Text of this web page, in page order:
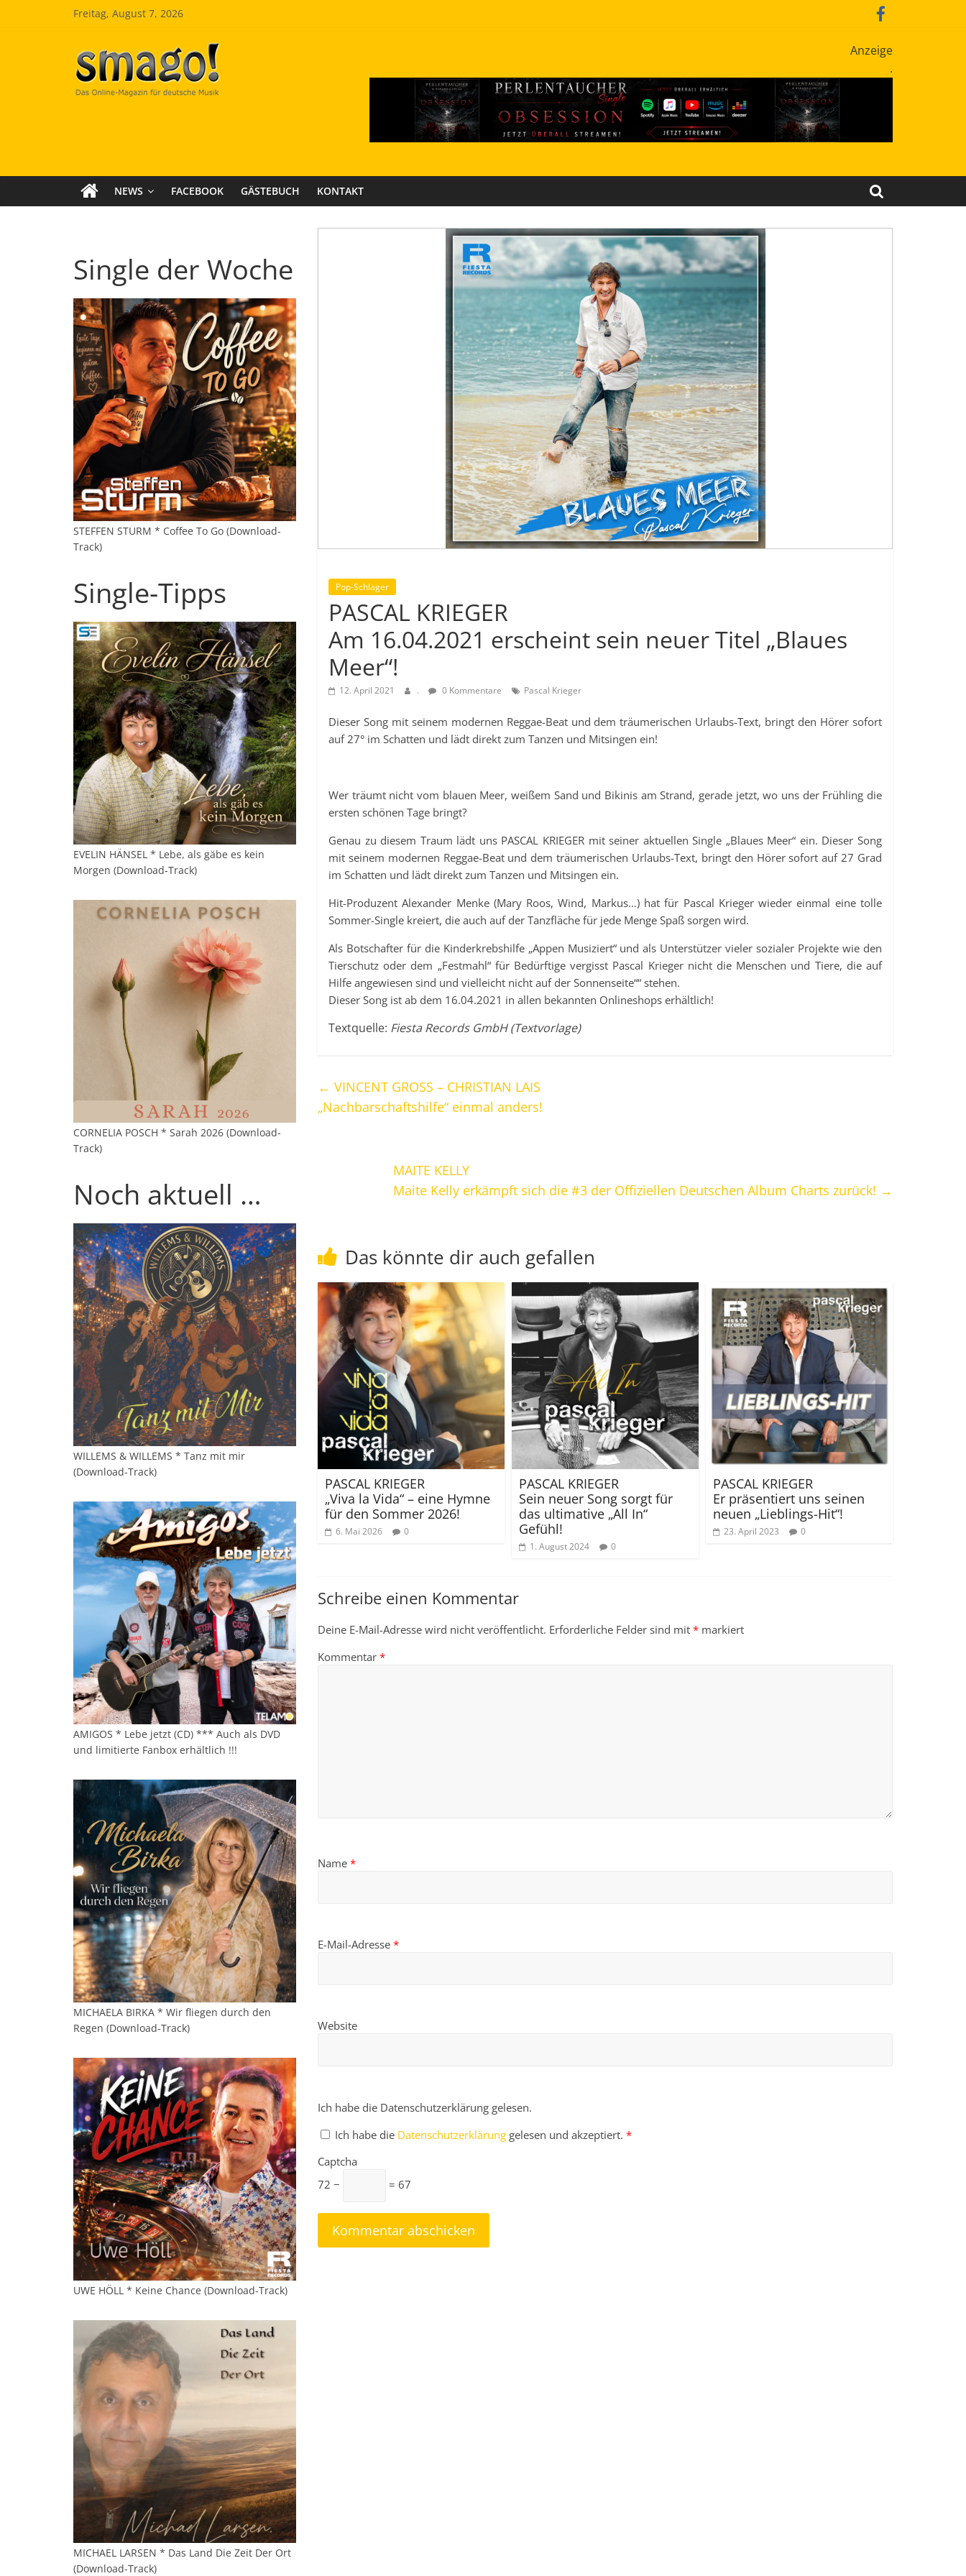
Freitag, August 7, 2026
Smago
SchlagerMAGazinOnline
Anzeige
.
NEWS FACEBOOK GÄSTEBUCH KONTAKT
Pop-Schlager
PASCAL KRIEGER
Am 16.04.2021 erscheint sein neuer Titel „Blaues
Meer“!
12. April 2021 . 0 Kommentare Pascal Krieger
Dieser Song mit seinem modernen Reggae-Beat und dem träumerischen Urlaubs-Text, bringt den Hörer sofort
auf 27° im Schatten und lädt direkt zum Tanzen und Mitsingen ein!
Wer träumt nicht vom blauen Meer, weißem Sand und Bikinis am Strand, gerade jetzt, wo uns der Frühling die
ersten schönen Tage bringt?
Genau zu diesem Traum lädt uns PASCAL KRIEGER mit seiner aktuellen Single „Blaues Meer“ ein. Dieser Song
mit seinem modernen Reggae-Beat und dem träumerischen Urlaubs-Text, bringt den Hörer sofort auf 27 Grad
im Schatten und lädt direkt zum Tanzen und Mitsingen ein.
Hit-Produzent Alexander Menke (Mary Roos, Wind, Markus…) hat für Pascal Krieger wieder einmal eine tolle
Sommer-Single kreiert, die auch auf der Tanzfläche für jede Menge Spaß sorgen wird.
Als Botschafter für die Kinderkrebshilfe „Appen Musiziert“ und als Unterstützer vieler sozialer Projekte wie den
Tierschutz oder dem „Festmahl“ für Bedürftige vergisst Pascal Krieger nicht die Menschen und Tiere, die auf
Hilfe angewiesen sind und vielleicht nicht auf der Sonnenseite““ stehen.
Dieser Song ist ab dem 16.04.2021 in allen bekannten Onlineshops erhältlich!
Textquelle: Fiesta Records GmbH (Textvorlage)
← VINCENT GROSS – CHRISTIAN LAIS
„Nachbarschaftshilfe“ einmal anders!
MAITE KELLY
Maite Kelly erkämpft sich die #3 der Offiziellen Deutschen Album Charts zurück! →
Das könnte dir auch gefallen
PASCAL KRIEGER
„Viva la Vida“ – eine Hymne
für den Sommer 2026!
6. Mai 2026 0
PASCAL KRIEGER
Sein neuer Song sorgt für
das ultimative „All In“
Gefühl!
1. August 2024 0
PASCAL KRIEGER
Er präsentiert uns seinen
neuen „Lieblings-Hit“!
23. April 2023 0
Schreibe einen Kommentar
Deine E-Mail-Adresse wird nicht veröffentlicht. Erforderliche Felder sind mit * markiert
Kommentar *
Name *
E-Mail-Adresse *
Website
Ich habe die Datenschutzerklärung gelesen.
Ich habe die Datenschutzerklärung gelesen und akzeptiert. *
Captcha
72 −
= 67
Single der Woche
STEFFEN STURM * Coffee To Go (Download-
Track)
Single-Tipps
EVELIN HÄNSEL * Lebe, als gäbe es kein
Morgen (Download-Track)
CORNELIA POSCH * Sarah 2026 (Download-
Track)
Noch aktuell …
WILLEMS & WILLEMS * Tanz mit mir
(Download-Track)
AMIGOS * Lebe jetzt (CD) *** Auch als DVD
und limitierte Fanbox erhältlich !!!
MICHAELA BIRKA * Wir fliegen durch den
Regen (Download-Track)
UWE HÖLL * Keine Chance (Download-Track)
MICHAEL LARSEN * Das Land Die Zeit Der Ort
(Download-Track)